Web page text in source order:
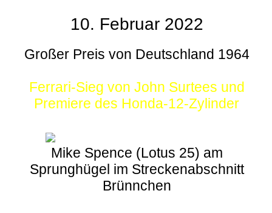
10. Februar 2022
Großer Preis von Deutschland 1964
Ferrari-Sieg von John Surtees und
Premiere des Honda-12-Zylinder
Mike Spence (Lotus 25) am
Sprunghügel im Streckenabschnitt
Brünnchen